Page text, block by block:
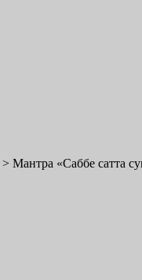
> Мантра «Саббе сатта